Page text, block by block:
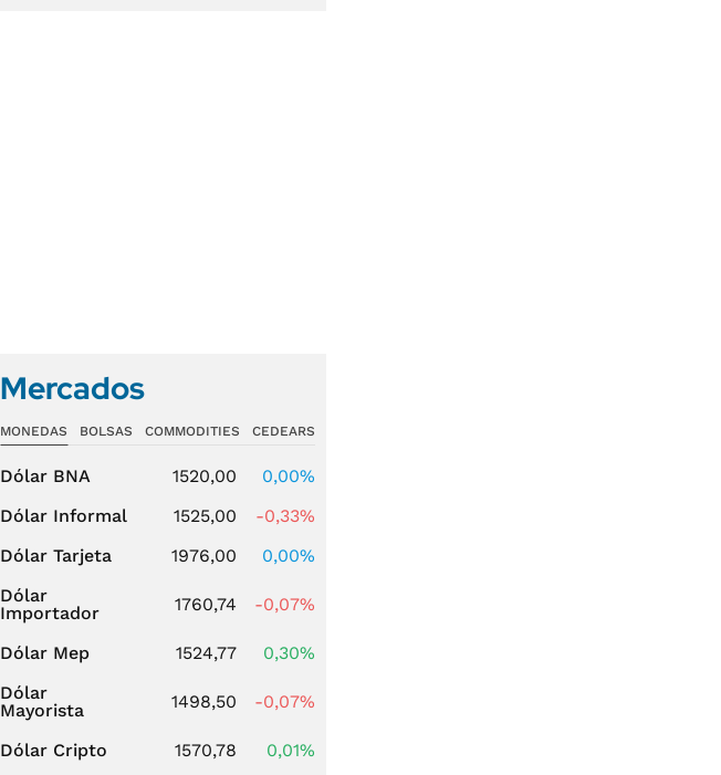
Mercados
MONEDAS BOLSAS COMMODITIES CEDEARS
Dólar BNA 1520,00
0,00%
Dólar Informal
1525,00
-0,33%
Dólar Tarjeta
1976,00
0,00%
Dólar
Importador
1760,74 -0,07%
Dólar Mep 1524,77
0,30%
Dólar
Mayorista
1498,50 -0,07%
Dólar Cripto 1570,78
0,01%